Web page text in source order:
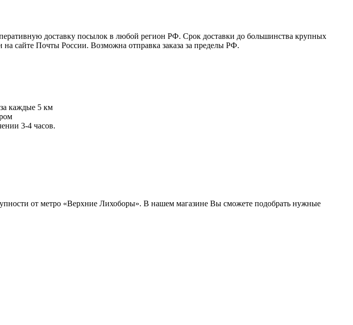
доставку посылок в любой регион РФ. Срок доставки до большинства крупных
сайте Почты России. Возможна отправка заказа за пределы РФ.
каждые 5 км
3-4 часов.
от метро «Верхние Лихоборы». В нашем магазине Вы сможете подобрать нужные